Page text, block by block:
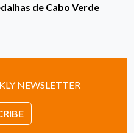
de Cabo Verde
NEWSLETTER